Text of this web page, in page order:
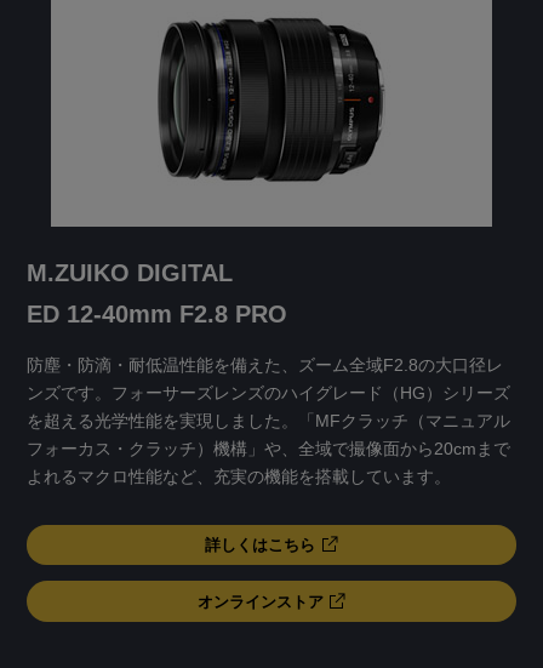
M.ZUIKO DIGITAL
ED 12-40mm F2.8 PRO
防塵・防滴・耐低温性能を備えた、ズーム全域F2.8の大口径レ
ンズです。フォーサーズレンズのハイグレード（HG）シリーズ
を超える光学性能を実現しました。「MFクラッチ（マニュアル
フォーカス・クラッチ）機構」や、全域で撮像面から20cmまで
よれるマクロ性能など、充実の機能を搭載しています。
詳しくはこちら
オンラインストア